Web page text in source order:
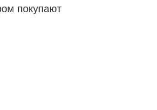
покупают